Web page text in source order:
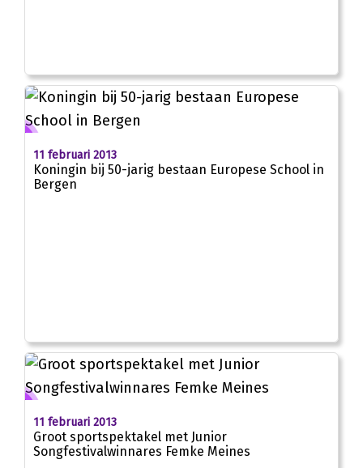
11 februari 2013
Koningin bij 50-jarig bestaan Europese School in
Bergen
11 februari 2013
Groot sportspektakel met Junior
Songfestivalwinnares Femke Meines